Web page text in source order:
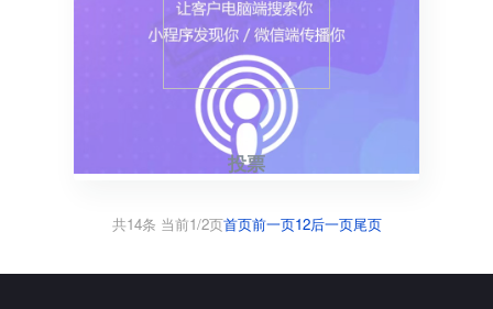
投票
共14条 当前1/2页首页前一页12后一页尾页